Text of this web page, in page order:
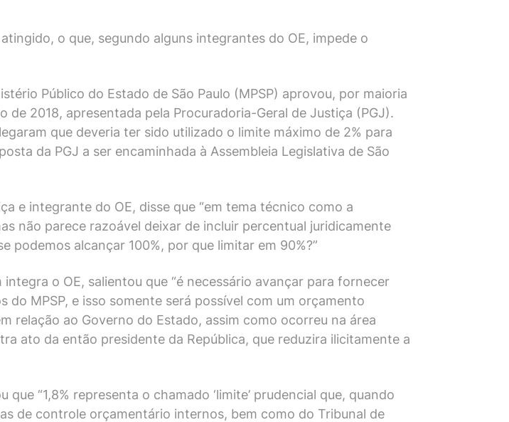
o que, segundo alguns integrantes do OE, impede o
Público do Estado de São Paulo (MPSP) aprovou, por maioria
2018, apresentada pela Procuradoria-Geral de Justiça (PGJ).
que deveria ter sido utilizado o limite máximo de 2% para
da PGJ a ser encaminhada à Assembleia Legislativa de São
e integrante do OE, disse que “em tema técnico como a
não parece razoável deixar de incluir percentual juridicamente
podemos alcançar 100%, por que limitar em 90%?”
o OE, salientou que “é necessário avançar para fornecer
MPSP, e isso somente será possível com um orçamento
relação ao Governo do Estado, assim como ocorreu na área
ato da então presidente da República, que reduzira ilicitamente a
“1,8% representa o chamado ‘limite’ prudencial que, quando
de controle orçamentário internos, bem como do Tribunal de